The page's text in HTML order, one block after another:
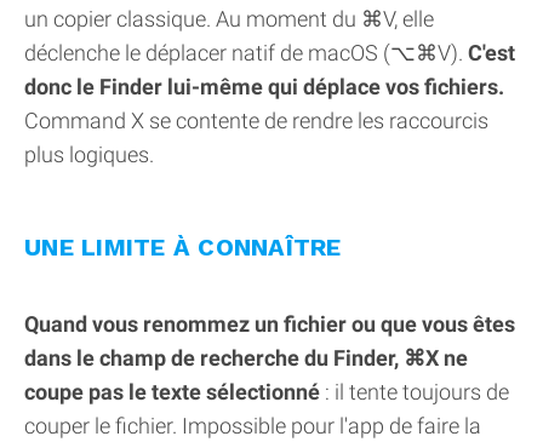
un copier classique. Au moment du ⌘V, elle
déclenche le déplacer natif de macOS (⌥⌘V). C'est
donc le Finder lui-même qui déplace vos fichiers.
Command X se contente de rendre les raccourcis
plus logiques.
UNE LIMITE À CONNAÎTRE
Quand vous renommez un fichier ou que vous êtes
dans le champ de recherche du Finder, ⌘X ne
coupe pas le texte sélectionné : il tente toujours de
couper le fichier. Impossible pour l'app de faire la